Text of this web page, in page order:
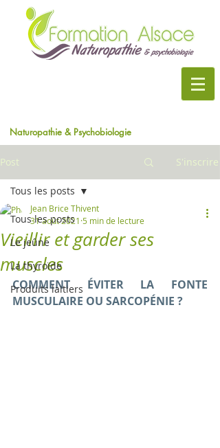
Naturopathie & Psychobiologie
Post S'inscrire
Tous les posts
Le jeûne
La thyroïde
Produits laitiers
Tous les posts
Vieillir et garder ses
muscles
Jean Brice Thivent
31 août 2021 5 min de lecture
COMMENT ÉVITER LA FONTE
MUSCULAIRE OU SARCOPÉNIE ?